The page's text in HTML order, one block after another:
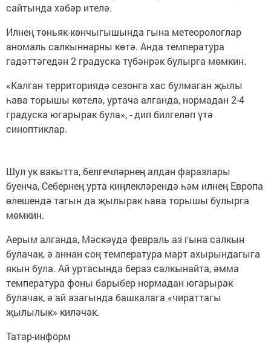
сайтында хәбәр ителә.
Илнең төньяк-көнчыгышында гына метеорологлар
аномаль салкыннарны көтә. Анда температура
гадәттәгедән 2 градуска түбәнрәк булырга мөмкин.
«Калган территориядә сезонга хас булмаган җылы
һава торышы көтелә, уртача алганда, нормадан 2-4
градуска югарырак була», - дип билгеләп үтә
синоптиклар.
Шул ук вакытта, белгечләрнең алдан фаразлары
буенча, Себернең урта киңлекләрендә һәм илнең Европа
өлешендә тагын да җылырак һава торышы булырга
мөмкин.
Аерым алганда, Мәскәүдә февраль аз гына салкын
булачак, ә аннан соң температура март ахырындагыга
якын була. Ай уртасында бераз салкынайта, әмма
температура фоны барыбер нормадан югарырак
булачак, ә ай азагында башкалага «чираттагы
җылылык» киләчәк.
Татар-информ